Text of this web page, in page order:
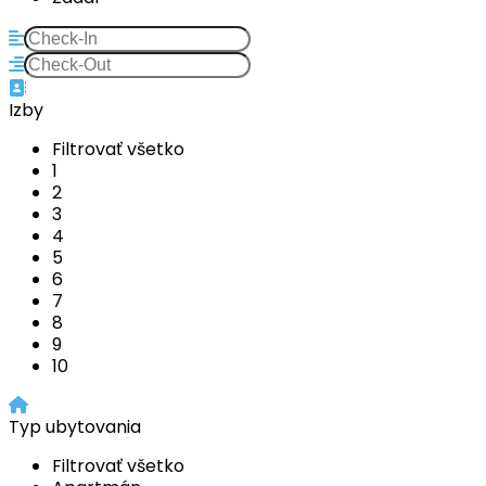
Izby
Filtrovať všetko
1
2
3
4
5
6
7
8
9
10
Typ ubytovania
Filtrovať všetko